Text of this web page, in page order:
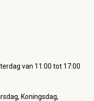
van 11:00 tot 17:00
Koningsdag,